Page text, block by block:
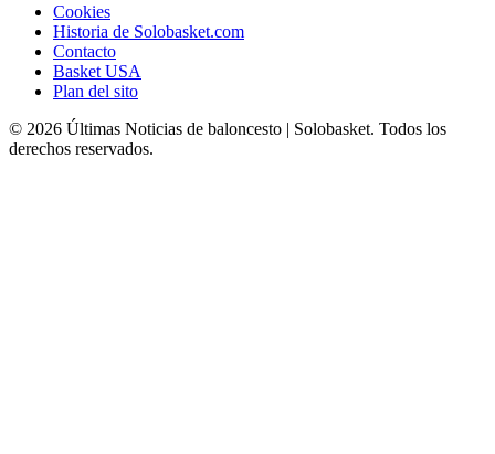
Cookies
Historia de Solobasket.com
Contacto
Basket USA
Plan del sito
© 2026 Últimas Noticias de baloncesto | Solobasket. Todos los
derechos reservados.